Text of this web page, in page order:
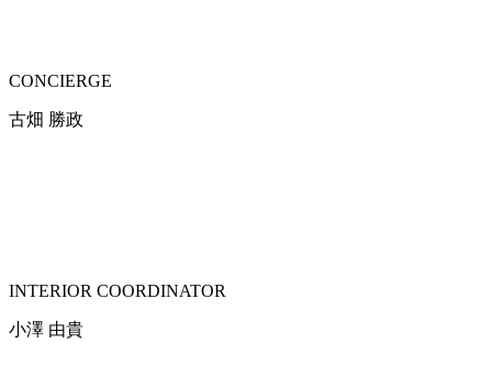
CONCIERGE
古畑 勝政
INTERIOR COORDINATOR
小澤 由貴